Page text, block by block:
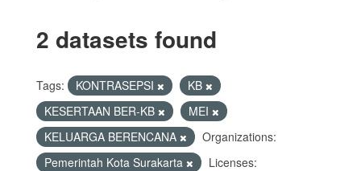
2 datasets found
Tags: KONTRASEPSI
KB
KESERTAAN BER-KB
MEI
KELUARGA BERENCANA
Organizations:
Pemerintah Kota Surakarta
Licenses: